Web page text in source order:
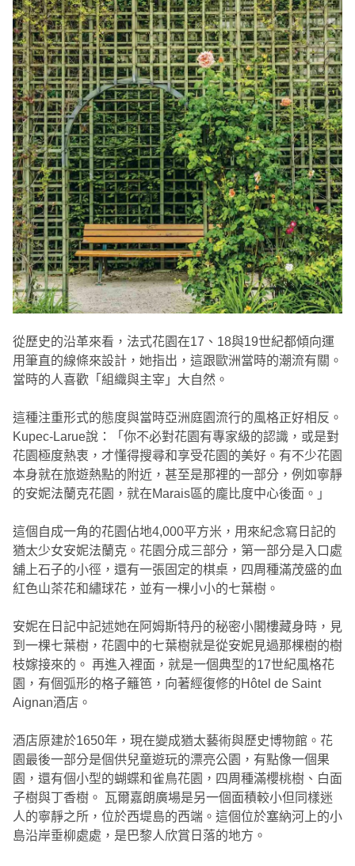
從歷史的沿革來看，法式花園在17、18與19世紀都傾向運
用筆直的線條來設計，她指出，這跟歐洲當時的潮流有關。
當時的人喜歡「組織與主宰」大自然。
這種注重形式的態度與當時亞洲庭園流行的風格正好相反。
Kupec-Larue說：「你不必對花園有專家級的認識，或是對
花園極度熱衷，才懂得搜尋和享受花園的美好。有不少花園
本身就在旅遊熱點的附近，甚至是那裡的一部分，例如寧靜
的安妮法蘭克花園，就在Marais區的龐比度中心後面。」
這個自成一角的花園佔地4,000平方米，用來紀念寫日記的
猶太少女安妮法蘭克。花園分成三部分，第一部分是入口處
舖上石子的小徑，還有一張固定的棋桌，四周種滿茂盛的血
紅色山茶花和繡球花，並有一棵小小的七葉樹。
安妮在日記中記述她在阿姆斯特丹的秘密小閣樓藏身時，見
到一棵七葉樹，花園中的七葉樹就是從安妮見過那棵樹的樹
枝嫁接來的。 再進入裡面，就是一個典型的17世紀風格花
園，有個弧形的格子籬笆，向著經復修的Hôtel de Saint
Aignan酒店。
酒店原建於1650年，現在變成猶太藝術與歷史博物館。花
園最後一部分是個供兒童遊玩的漂亮公園，有點像一個果
園，還有個小型的蝴蝶和雀鳥花園，四周種滿櫻桃樹、白面
子樹與丁香樹。 瓦爾嘉朗廣場是另一個面積較小但同樣迷
人的寧靜之所，位於西堤島的西端。這個位於塞納河上的小
島沿岸垂柳處處，是巴黎人欣賞日落的地方。